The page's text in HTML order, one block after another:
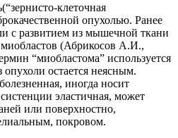
клеточная
опухолью. Ранее
с развитием из мышечной ткани
(Абрикосов А.И.,
“миобластома” используется
опухоли остается неясным.
иногда носит
эластичная, может
или поверхностно,
покровом.